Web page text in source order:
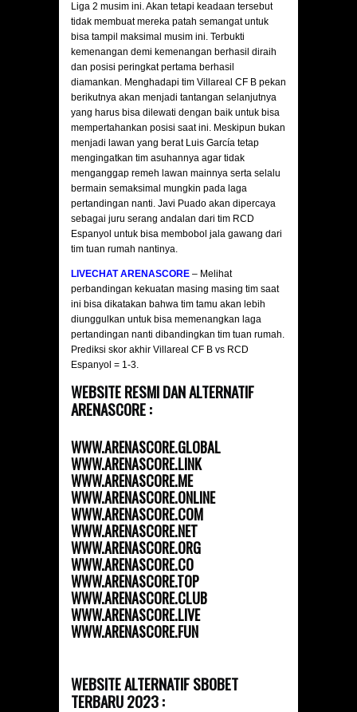
Liga 2 musim ini. Akan tetapi keadaan tersebut
tidak membuat mereka patah semangat untuk
bisa tampil maksimal musim ini. Terbukti
kemenangan demi kemenangan berhasil diraih
dan posisi peringkat pertama berhasil
diamankan. Menghadapi tim Villareal CF B pekan
berikutnya akan menjadi tantangan selanjutnya
yang harus bisa dilewati dengan baik untuk bisa
mempertahankan posisi saat ini. Meskipun bukan
menjadi lawan yang berat Luis García tetap
mengingatkan tim asuhannya agar tidak
menganggap remeh lawan mainnya serta selalu
bermain semaksimal mungkin pada laga
pertandingan nanti. Javi Puado akan dipercaya
sebagai juru serang andalan dari tim RCD
Espanyol untuk bisa membobol jala gawang dari
tim tuan rumah nantinya.
LIVECHAT ARENASCORE – Melihat
perbandingan kekuatan masing masing tim saat
ini bisa dikatakan bahwa tim tamu akan lebih
diunggulkan untuk bisa memenangkan laga
pertandingan nanti dibandingkan tim tuan rumah.
Prediksi skor akhir Villareal CF B vs RCD
Espanyol = 1-3.
WEBSITE RESMI DAN ALTERNATIF
ARENASCORE :
WWW.ARENASCORE.GLOBAL
WWW.ARENASCORE.LINK
WWW.ARENASCORE.ME
WWW.ARENASCORE.ONLINE
WWW.ARENASCORE.COM
WWW.ARENASCORE.NET
WWW.ARENASCORE.ORG
WWW.ARENASCORE.CO
WWW.ARENASCORE.TOP
WWW.ARENASCORE.CLUB
WWW.ARENASCORE.LIVE
WWW.ARENASCORE.FUN
WEBSITE ALTERNATIF SBOBET
TERBARU 2023 :